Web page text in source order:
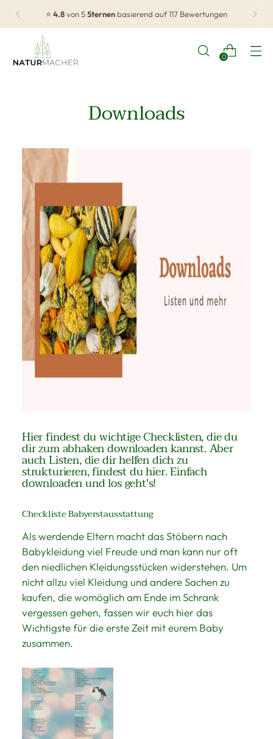
⭐ 4.8von 5Sternen basierend auf 117 Bewertungen
0
Downloads
Hier findest du wichtige Checklisten, die du
dir zum abhaken downloaden kannst. Aber
auch Listen, die dir helfen dich zu
strukturieren, findest du hier. Einfach
downloaden und los geht's!
Checkliste Babyerstausstattung
Als werdende Eltern macht das Stöbern nach
Babykleidung viel Freude und man kann nur oft
den niedlichen Kleidungsstücken widerstehen. Um
nicht allzu viel Kleidung und andere Sachen zu
kaufen, die womöglich am Ende im Schrank
vergessen gehen, fassen wir euch hier das
Wichtigste für die erste Zeit mit eurem Baby
zusammen.